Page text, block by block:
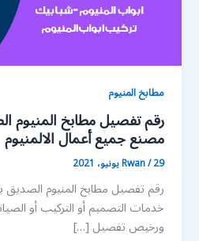
مطابخ المنيوم
مصنع جميع أعمال الالمنيوم
Rwan/29 يونيو، 2021
رقم تفصيل مطابخ المنيوم الصديق
خدمات التصميم أو التركيب أو
ورخيص تفصيل […]